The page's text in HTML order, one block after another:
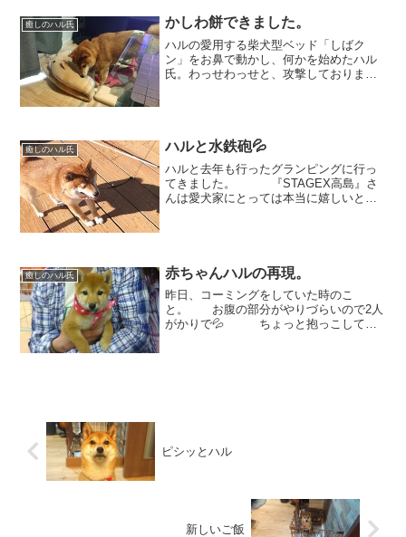
はちょっと心配💦💦 ...
癒しのハル氏 かしわ餅できました。
ハルの愛用する柴犬型ベッド「しばク
ン」をお鼻で動かし、何かを始めたハル
氏。わっせわっせと、攻撃しておりま
癒しのハル氏 ハルと水鉄砲💦
ハルと去年も行ったグランピングに行っ
てきました。 『STAGEX高島』さ
んは愛犬家にとっては本当に嬉しいとこ
癒しのハル氏 赤ちゃんハルの再現。
昨日、コーミングをしていた時のこ
と。 お腹の部分がやりづらいので2人
がかりで💦 ちょっと抱っこしてお
ピシッとハル
新しいご飯